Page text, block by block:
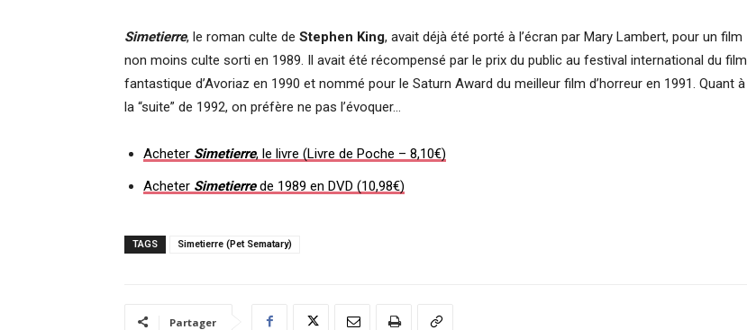
Simetierre, le roman culte de Stephen King, avait déjà été porté à l’écran par Mary Lambert, pour un film
non moins culte sorti en 1989. Il avait été récompensé par le prix du public au festival international du film
fantastique d’Avoriaz en 1990 et nommé pour le Saturn Award du meilleur film d’horreur en 1991. Quant à
la “suite” de 1992, on préfère ne pas l’évoquer…
Acheter Simetierre, le livre (Livre de Poche – 8,10€)
Acheter Simetierrede 1989 en DVD (10,98€)
TAGS Simetierre (Pet Sematary)
Partager